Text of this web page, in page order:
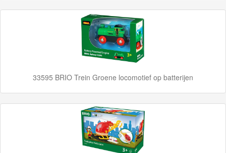
Thomas
Houten
Speelgoed
33595 BRIO Trein Groene locomotief op batterijen